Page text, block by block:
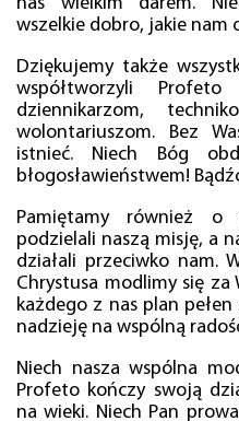
wszelkie dobro, jakie nam
Dziękujemy także
współtworzyli
dziennikarzom,
wolontariuszom. Bez
istnieć. Niech Bóg
błogosławieństwem!
Pamiętamy również
podzielali naszą misję, a
działali przeciwko nam.
Chrystusa modlimy się za
każdego z nas plan
nadzieję na wspólną
Niech nasza wspólna
Profeto kończy swoją
na wieki. Niech Pan